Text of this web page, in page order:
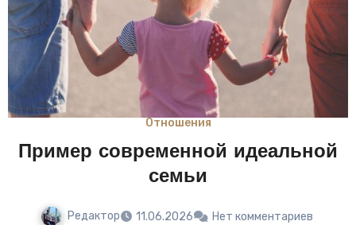
Отношения
Пример современной идеальной
семьи
Редактор 11.06.2026 Нет комментариев